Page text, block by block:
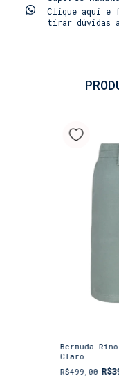
seguro e
Essa peça é
Clique aqui e
tirar dúvidas
Bermuda
Claro
R$499,00